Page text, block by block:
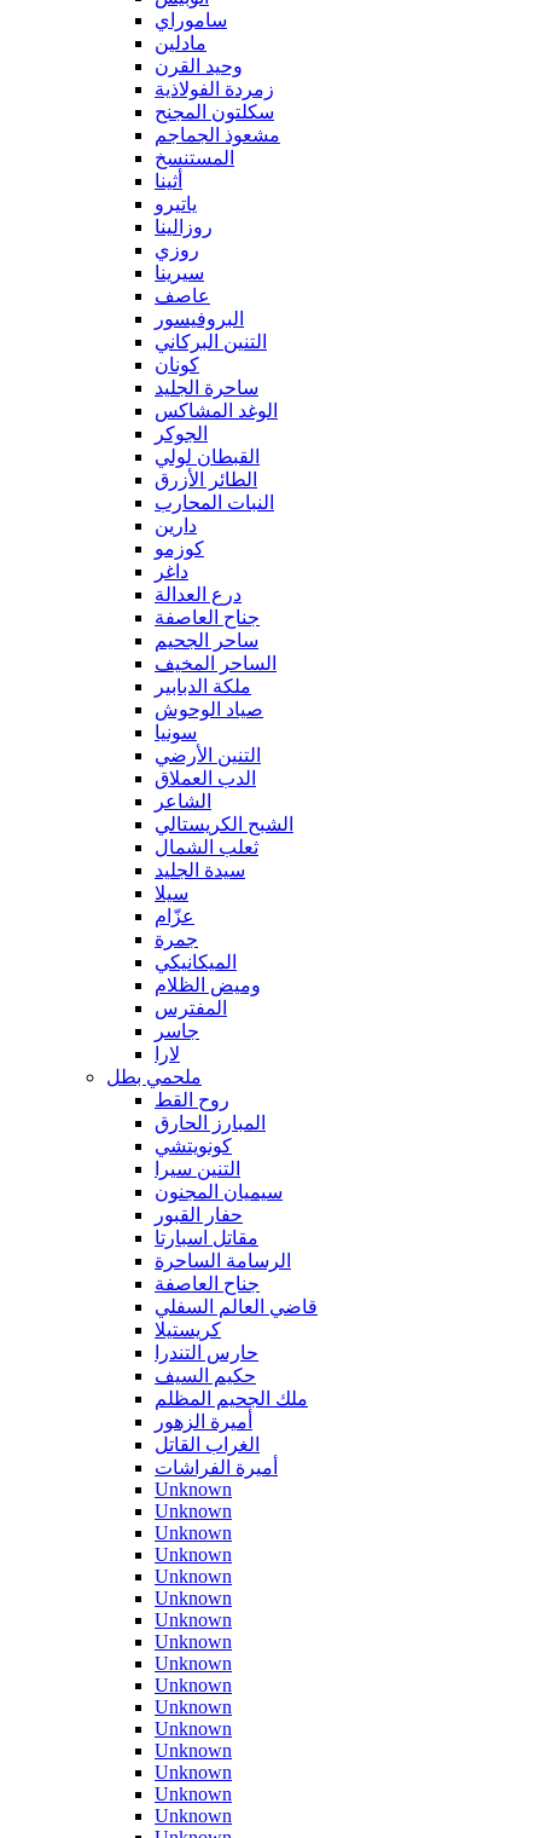
ساموراي
مادلين
وحيد القرن
زمردة الفولاذية
سكلتون المجنح
مشعوذ الجماجم
المستنسخ
أثينا
ياتيرو
روزالينا
روزي
سيرينا
عاصف
البروفيسور
التنين البركاني
كونان
ساحرة الجليد
الوغد المشاكس
الجوكر
القبطان لولي
الطائر الأزرق
النبات المحارب
دارين
كوزمو
داغر
درع العدالة
جناح العاصفة
ساحر الجحيم
الساحر المخيف
ملكة الدبابير
صياد الوحوش
سونيا
التنين الأرضي
الدب العملاق
الشاعر
الشبح الكريستالي
ثعلب الشمال
سيدة الجليد
سيلا
عزّام
جمرة
الميكانيكي
وميض الظلام
المفترس
جاسر
لارا
ملحمي بطل
روح القط
المبارز الحارق
كونويتشي
التنين سيرا
سيميان المجنون
حفار القبور
مقاتل اسبارتا
الرسامة الساحرة
جناح العاصفة
قاضي العالم السفلي
كريستيلا
حارس التندرا
حكيم السيف
ملك الجحيم المظلم
أميرة الزهور
الغراب القاتل
أميرة الفراشات
Unknown
Unknown
Unknown
Unknown
Unknown
Unknown
Unknown
Unknown
Unknown
Unknown
Unknown
Unknown
Unknown
Unknown
Unknown
Unknown